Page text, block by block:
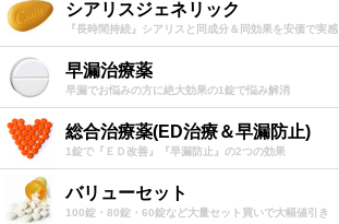
シアリスジェネリック
『長時間持続』シアリスと同成分＆同効果を安価で実感
早漏治療薬
早漏でお悩みの方に絶大効果の1錠で悩み解消
総合治療薬(ED治療＆早漏防止)
1錠で『ＥＤ改善』『早漏防止』の2つの効果
バリューセット
100錠・80錠・60錠など大量セット買いで大幅値引き